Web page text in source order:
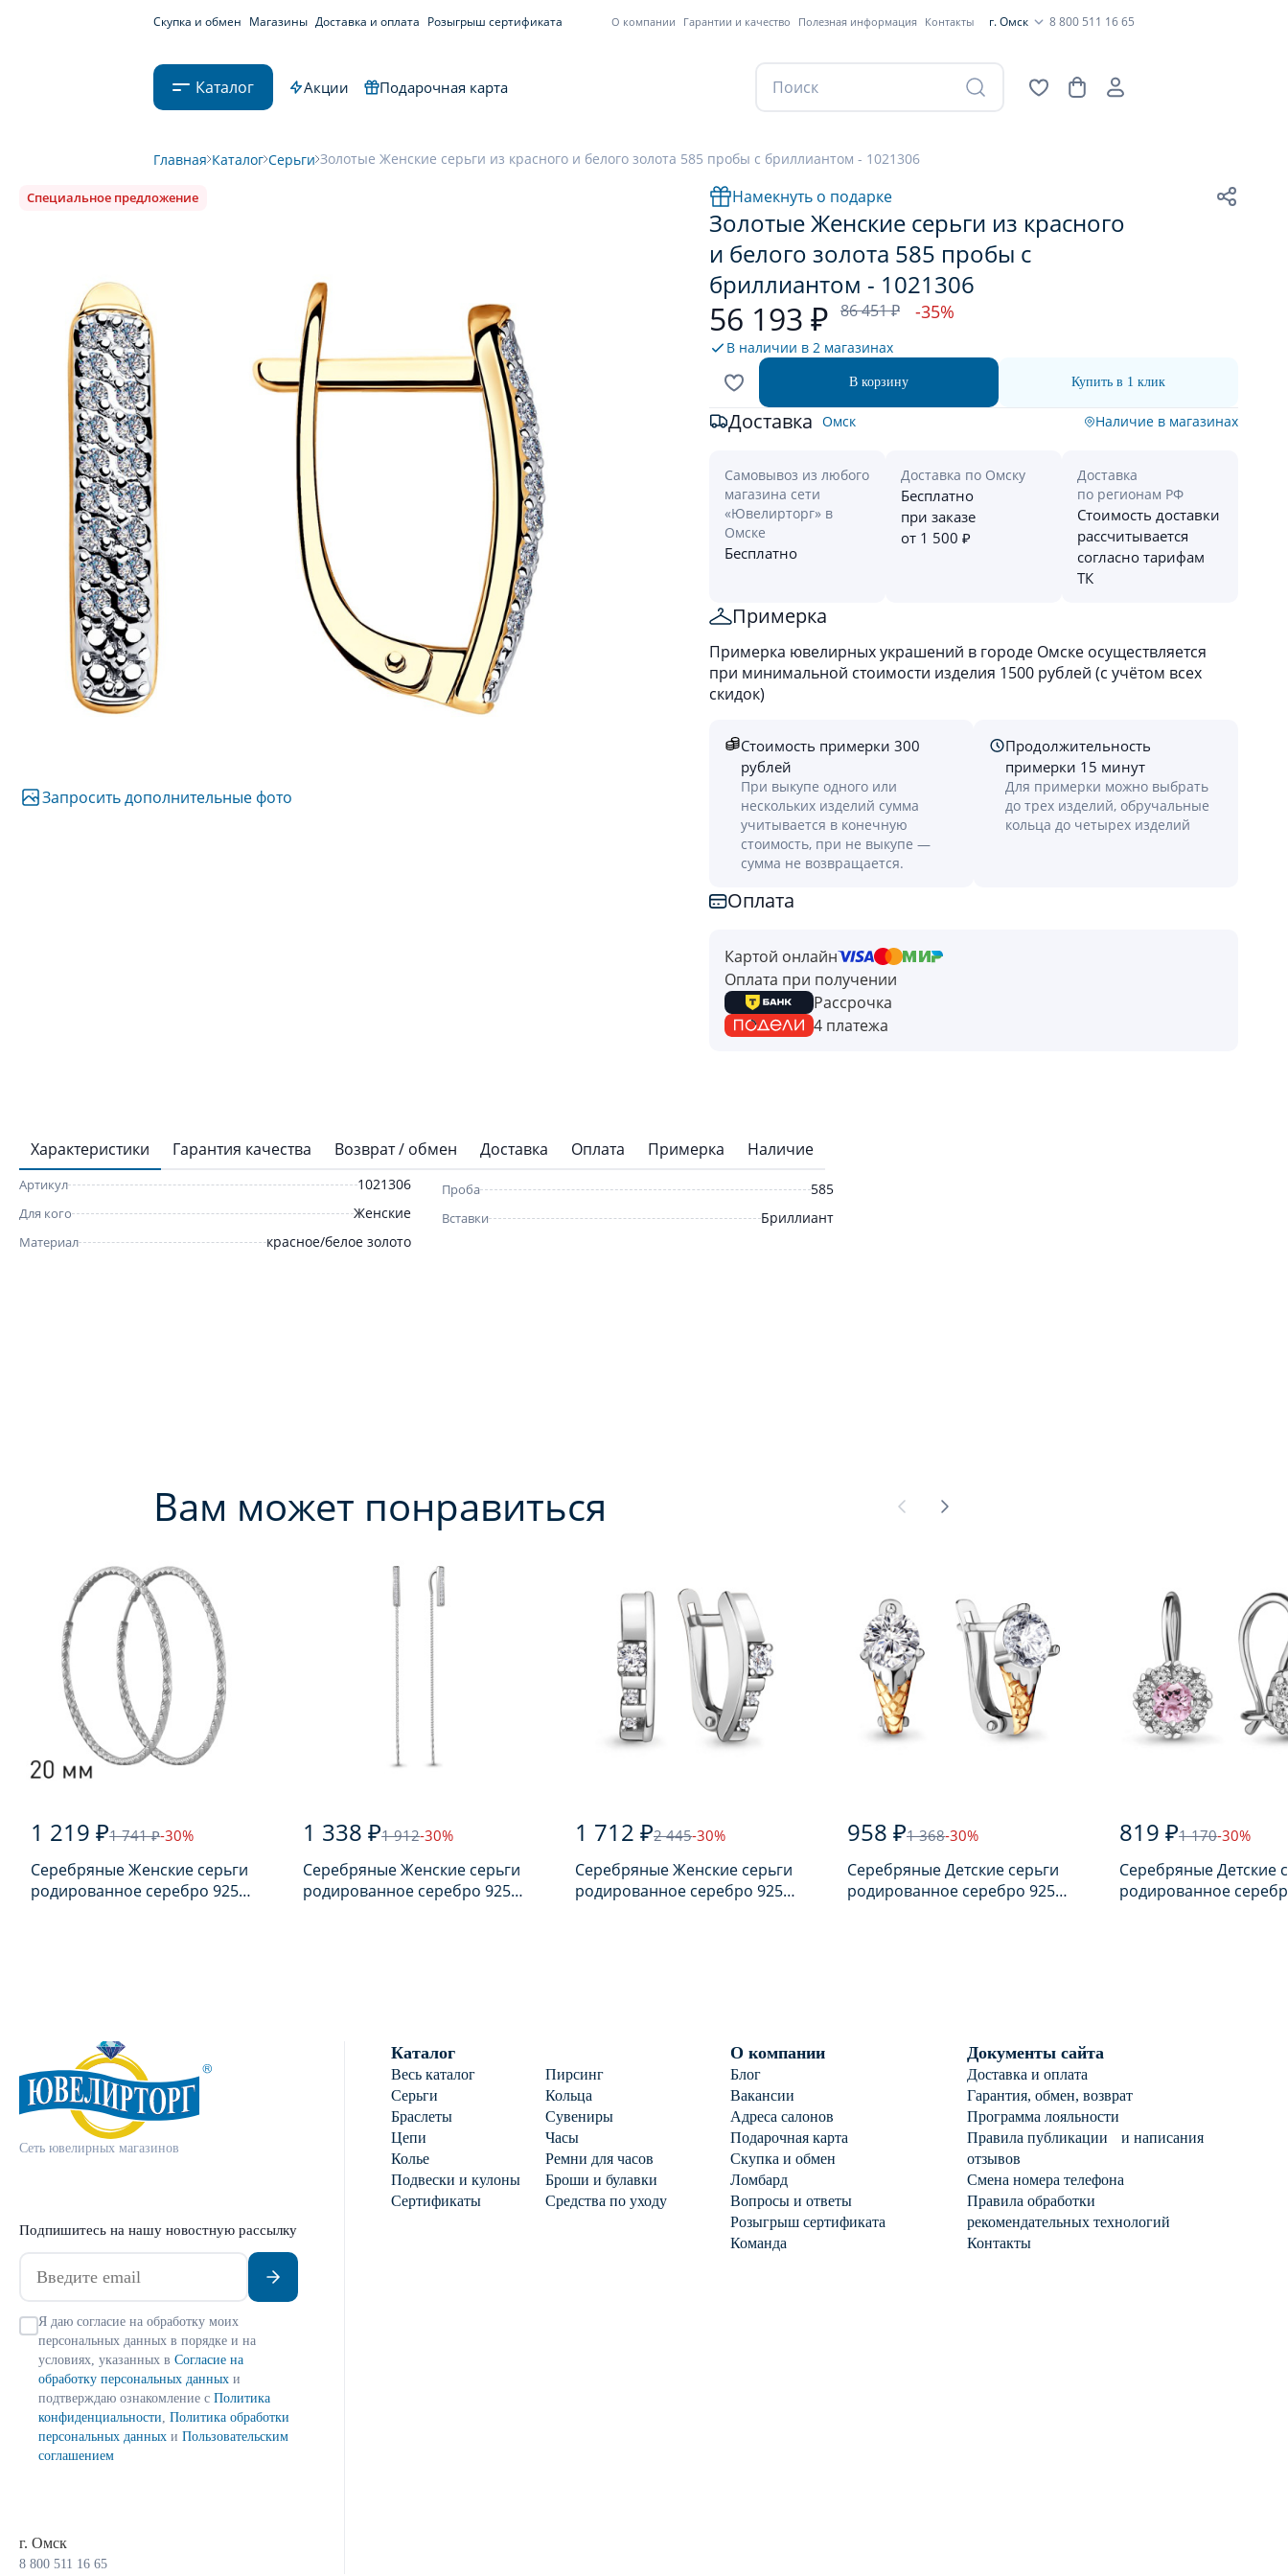
Скупка и обмен Магазины Доставка и оплата Розыгрыш сертификата О компании Гарантии и качество Полезная информация Контакты г. Омск 8 800 511 16 65
Каталог Акции Подарочная карта
Главная Каталог Серьги Золотые Женские серьги из красного и белого золота 585 пробы с бриллиантом - 1021306
Специальное предложение
Запросить дополнительные фото
Намекнуть о подарке
Золотые Женские серьги из красного
и белого золота 585 пробы с
бриллиантом - 1021306
56 193 ₽ 86 451 ₽ -35%
В наличии в 2 магазинах
В корзину Купить в 1 клик
Доставка Омск Наличие в магазинах
Самовывоз из любого
магазина сети
«Ювелирторг» в
Омске
Бесплатно
Доставка по Омску
Бесплатно
при заказе
от 1 500 ₽
Доставка
по регионам РФ
Стоимость доставки
рассчитывается
согласно тарифам
ТК
Примерка
Примерка ювелирных украшений в городе Омске осуществляется
при минимальной стоимости изделия 1500 рублей (с учётом всех
скидок)
Стоимость примерки 300
рублей
При выкупе одного или
нескольких изделий сумма
учитывается в конечную
стоимость, при не выкупе —
сумма не возвращается.
Продолжительность
примерки 15 минут
Для примерки можно выбрать
до трех изделий, обручальные
кольца до четырех изделий
Оплата
Картой онлайн
Оплата при получении
Рассрочка
4 платежа
Характеристики Гарантия качества Возврат / обмен Доставка Оплата Примерка Наличие
Артикул 1021306
Для кого Женские
Материал красное/белое золото
Проба 585
Вставки Бриллиант
Вам может понравиться
1 219 ₽1 741 ₽-30%
Серебряные Женские серьги
родированное серебро 925
1 338 ₽1 912-30%
Серебряные Женские серьги
родированное серебро 925
1 712 ₽2 445-30%
Серебряные Женские серьги
родированное серебро 925
958 ₽1 368-30%
Серебряные Детские серьги
родированное серебро 925
819 ₽1 170-30%
Серебряные Детские
родированное
Сеть ювелирных магазинов
Подпишитесь на нашу новостную рассылку
Я даю согласие на обработку моих
персональных данных в порядке и на
условиях, указанных в Согласие на
обработку персональных данных и
подтверждаю ознакомление с Политика
конфиденциальности, Политика обработки
персональных данных и Пользовательским
соглашением
г. Омск
8 800 511 16 65
Каталог
Весь каталог
Пирсинг
Серьги
Кольца
Браслеты
Сувениры
Цепи
Часы
Колье
Ремни для часов
Подвески и кулоны
Броши и булавки
Сертификаты
Средства по уходу
О компании
Блог
Вакансии
Адреса салонов
Подарочная карта
Скупка и обмен
Ломбард
Вопросы и ответы
Розыгрыш сертификата
Команда
Документы сайта
Доставка и оплата
Гарантия, обмен, возврат
Программа лояльности
Правила публикации и написания
отзывов
Смена номера телефона
Правила обработки
рекомендательных технологий
Контакты